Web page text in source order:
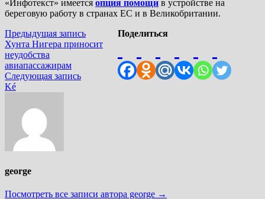
«Инфотекст» имеется опция помощи в устройстве на
береговую работу в странах ЕС и в Великобритании.
Поделиться
Навигация
по
записям
Предыдущая записьПредыдущая
запись:
Хунта Нигера приносит
неудобства
авиапассажирам
Следующая записьСледующая
Ké
george
Посмотреть все записи автора george →